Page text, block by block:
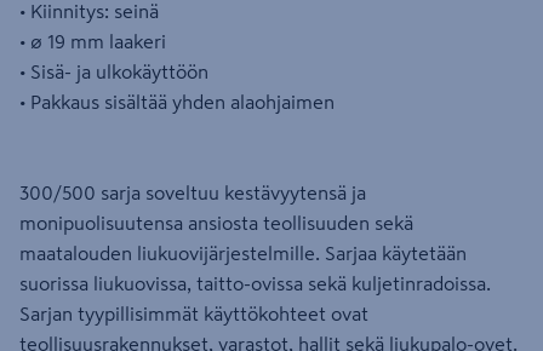
• Kiinnitys: seinä
• ø 19 mm laakeri
• Sisä- ja ulkokäyttöön
• Pakkaus sisältää yhden alaohjaimen
300/500 sarja soveltuu kestävyytensä ja
monipuolisuutensa ansiosta teollisuuden sekä
maatalouden liukuovijärjestelmille. Sarjaa käytetään
suorissa liukuovissa, taitto-ovissa sekä kuljetinradoissa.
Sarjan tyypillisimmät käyttökohteet ovat
teollisuusrakennukset, varastot, hallit sekä liukupalo-ovet.